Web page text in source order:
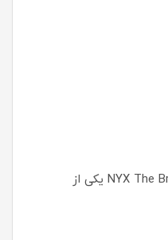
ژل ابرو NYX The Brow Glue Transparent یکی از